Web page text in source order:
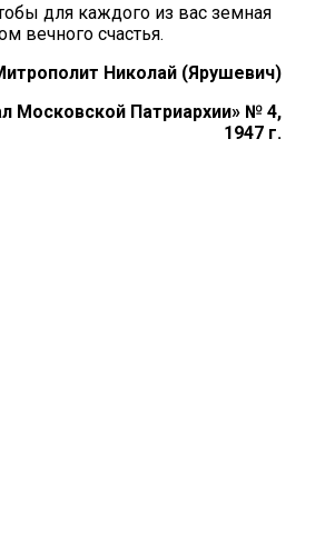
для каждого из вас земная
вечного счастья.
Николай (Ярушевич)
Московской Патриархии» № 4,
1947 г.